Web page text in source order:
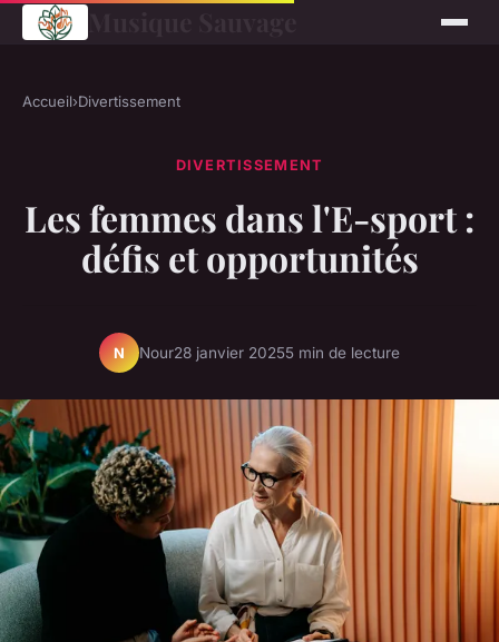
Accueil›Divertissement
DIVERTISSEMENT
Les femmes dans l'E-sport :
défis et opportunités
N Nour28 janvier 20255 min de lecture